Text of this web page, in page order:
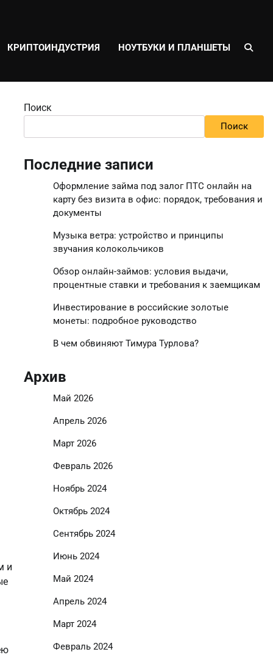
КРИПТОИНДУСТРИЯ НОУТБУКИ И ПЛАНШЕТЫ
и
Поиск
Поиск
Последние записи
Оформление займа под залог ПТС онлайн на
карту без визита в офис: порядок, требования и
документы
Музыка ветра: устройство и принципы
звучания колокольчиков
Обзор онлайн-займов: условия выдачи,
процентные ставки и требования к заемщикам
Инвестирование в российские золотые
монеты: подробное руководство
В чем обвиняют Тимура Турлова?
Архив
Май 2026
Апрель 2026
Март 2026
Февраль 2026
Ноябрь 2024
Октябрь 2024
Сентябрь 2024
Июнь 2024
Май 2024
Апрель 2024
Март 2024
Февраль 2024